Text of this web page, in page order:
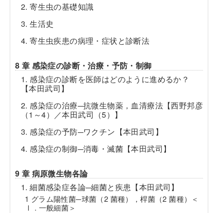
2. 寄生虫の基礎知識
3. 生活史
4. 寄生虫疾患の病理・症状と診断法
8 章 感染症の診断・治療・予防・制御
1. 感染症の診断を医師はどのように進めるか？
【本田武司】
2. 感染症の治療─抗微生物薬，血清療法【西野邦彦
（1～4）／本田武司（5）】
3. 感染症の予防─ワクチン【本田武司】
4. 感染症の制御─消毒・滅菌【本田武司】
9 章 病原微生物各論
1. 細菌感染症各論─細菌と疾患【本田武司】
1 グラム陽性菌─球菌（2 菌種），桿菌（2 菌種）＜
Ⅰ . 一般細菌＞